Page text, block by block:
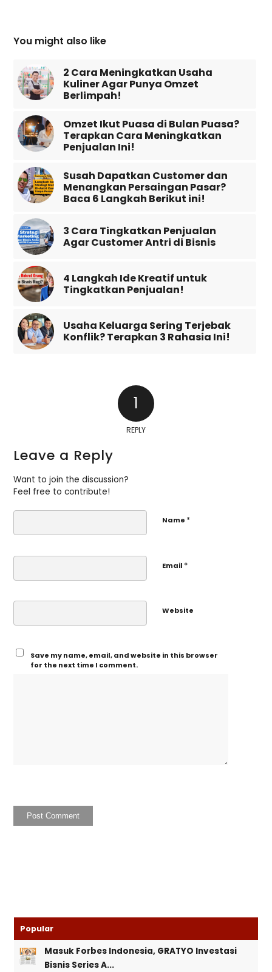
You might also like
2 Cara Meningkatkan Usaha
Kuliner Agar Punya Omzet
Berlimpah!
Omzet Ikut Puasa di Bulan Puasa?
Terapkan Cara Meningkatkan
Penjualan Ini!
Susah Dapatkan Customer dan
Menangkan Persaingan Pasar?
Baca 6 Langkah Berikut ini!
3 Cara Tingkatkan Penjualan
Agar Customer Antri di Bisnis
4 Langkah Ide Kreatif untuk
Tingkatkan Penjualan!
Usaha Keluarga Sering Terjebak
Konflik? Terapkan 3 Rahasia Ini!
1
REPLY
Leave a Reply
Want to join the discussion?
Feel free to contribute!
Name *
Email *
Website
Save my name, email, and website in this browser
for the next time I comment.
Popular
Masuk Forbes Indonesia, GRATYO Investasi
Bisnis Series A...